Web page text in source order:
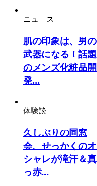
ニュース
肌の印象は、男の
武器になる！話題
のメンズ化粧品開
発...
体験談
久しぶりの同窓
会、せっかくのオ
シャレが滝汗＆真
っ赤...